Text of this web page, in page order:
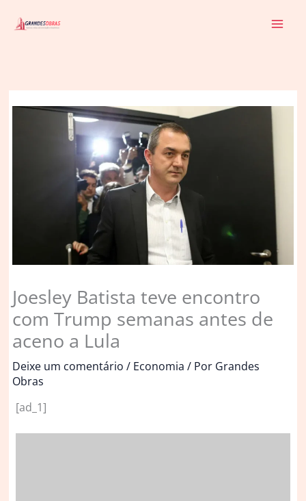
para
Joesley Batista teve encontro
com Trump semanas antes de
aceno a Lula
Deixe um comentário / Economia / Por Grandes
Obras
[ad_1]